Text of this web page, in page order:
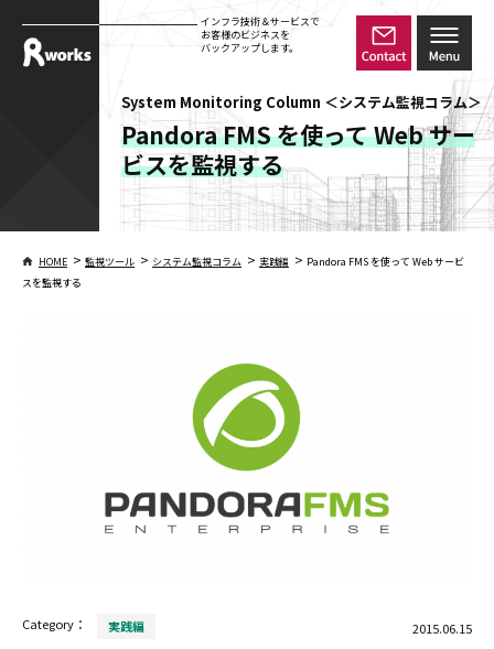
インフラ技術＆サービスで
お客様のビジネスを
バックアップします。
System Monitoring Column ＜システム監視コラム＞
Pandora FMS を使って Web サー
ビスを監視する
HOME > 監視ツール > システム監視コラム > 実践編 > Pandora FMS を使って Web サービ
スを監視する
Category： 実践編 2015.06.15